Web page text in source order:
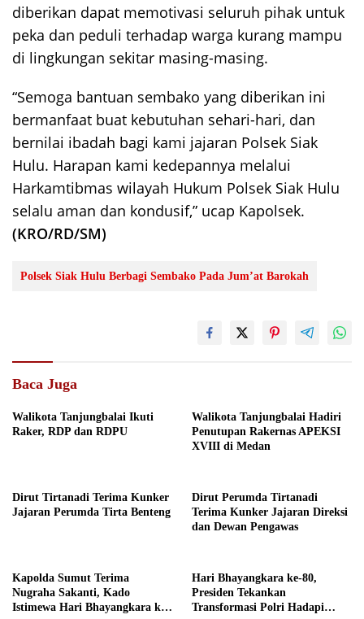
diberikan dapat memotivasi seluruh pihak untuk
peka dan peduli terhadap warga kurang mampu
di lingkungan sekitar masing-masing.
“Semoga bantuan sembako yang diberikan ini
bermanfaat buat kebutuhan sehari-hari, dan
bernilai ibadah bagi kami jajaran Polsek Siak
Hulu. Harapan kami kedepannya melalui
Harkamtibmas wilayah Hukum Polsek Siak Hulu
selalu aman dan kondusif,” ucap Kapolsek.
(KRO/RD/SM)
Polsek Siak Hulu Berbagi Sembako Pada Jum’at Barokah
Baca Juga
Walikota Tanjungbalai Ikuti
Raker, RDP dan RDPU
Walikota Tanjungbalai Hadiri
Penutupan Rakernas APEKSI
XVIII di Medan
Dirut Tirtanadi Terima Kunker
Jajaran Perumda Tirta Benteng
Dirut Perumda Tirtanadi
Terima Kunker Jajaran Direksi
dan Dewan Pengawas
Kapolda Sumut Terima
Nugraha Sakanti, Kado
Istimewa Hari Bhayangkara ke-
Hari Bhayangkara ke-80,
Presiden Tekankan
Transformasi Polri Hadapi